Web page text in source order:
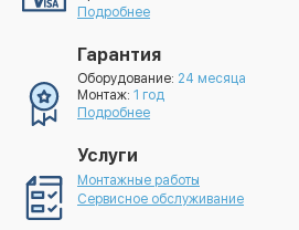
Подробнее
Гарантия
Оборудование: 24 месяца
Монтаж: 1 год
Подробнее
Услуги
Монтажные работы
Сервисное обслуживание